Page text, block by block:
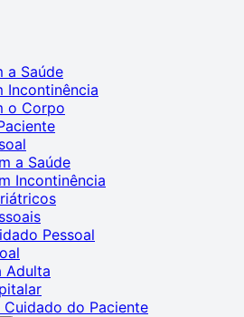
a Saúde
Incontinência
o Corpo
a Saúde
Incontinência
Pessoal
Adulta
do Paciente